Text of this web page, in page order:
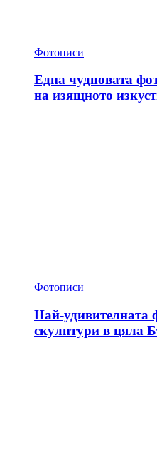
Фотописи
Една чудновата
на изящното
Фотописи
Най-удивителната
скулптури в цяла